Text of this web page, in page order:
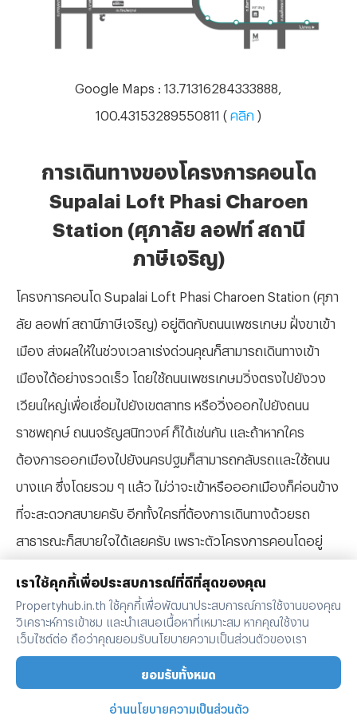
Google Maps : 13.71316284333888,
100.43153289550811 ( คลิก )
การเดินทางของโครงการคอนโด
Supalai Loft Phasi Charoen
Station (ศุภาลัย ลอฟท์ สถานี
ภาษีเจริญ)
โครงการคอนโด Supalai Loft Phasi Charoen Station (ศุภา
ลัย ลอฟท์ สถานีภาษีเจริญ) อยู่ติดกับถนนเพชรเกษม ฝั่งขาเข้า
เมือง ส่งผลให้ในช่วงเวลาเร่งด่วนคุณก็สามารถเดินทางเข้า
เมืองได้อย่างรวดเร็ว โดยใช้ถนนเพชรเกษมวิ่งตรงไปยังวง
เวียนใหญ่เพื่อเชื่อมไปยังเขตสาทร หรือวิ่งออกไปยังถนน
ราชพฤกษ์ ถนนจรัญสนิทวงศ์ ก็ได้เช่นกัน และถ้าหากใคร
ต้องการออกเมืองไปยังนครปฐมก็สามารถกลับรถและใช้ถนน
บางแค ซึ่งโดยรวม ๆ แล้ว ไม่ว่าจะเข้าหรือออกเมืองก็ค่อนข้าง
ที่จะสะดวกสบายครับ อีกทั้งใครที่ต้องการเดินทางด้วยรถ
สาธารณะก็สบายใจได้เลยครับ เพราะตัวโครงการคอนโดอยู่
รวมไปถึงบริเวณด้านหน้าโครงการคอนโดก็มีทั้งรถเมล์ รถ
แท็กซี่และพี่ ๆ วินมอเตอร์ไซค์ขับผ่านอยู่ตลอดทั้งวัน เนื่องจาก
ตัวโครงการอยู่ติดกับถนนใหญ่และอยู่ใกล้กับป้ายรถเมย์นั่นเอง
เราใช้คุกกี้เพื่อประสบการณ์ที่ดีที่สุดของคุณ
Propertyhub.in.th ใช้คุกกี้เพื่อพัฒนาประสบการณ์การใช้งานของคุณ
วิเคราะห์การเข้าชม และนำเสนอเนื้อหาที่เหมาะสม หากคุณใช้งาน
เว็บไซต์ต่อ ถือว่าคุณยอมรับนโยบายความเป็นส่วนตัวของเรา
ยอมรับทั้งหมด
อ่านนโยบายความเป็นส่วนตัว